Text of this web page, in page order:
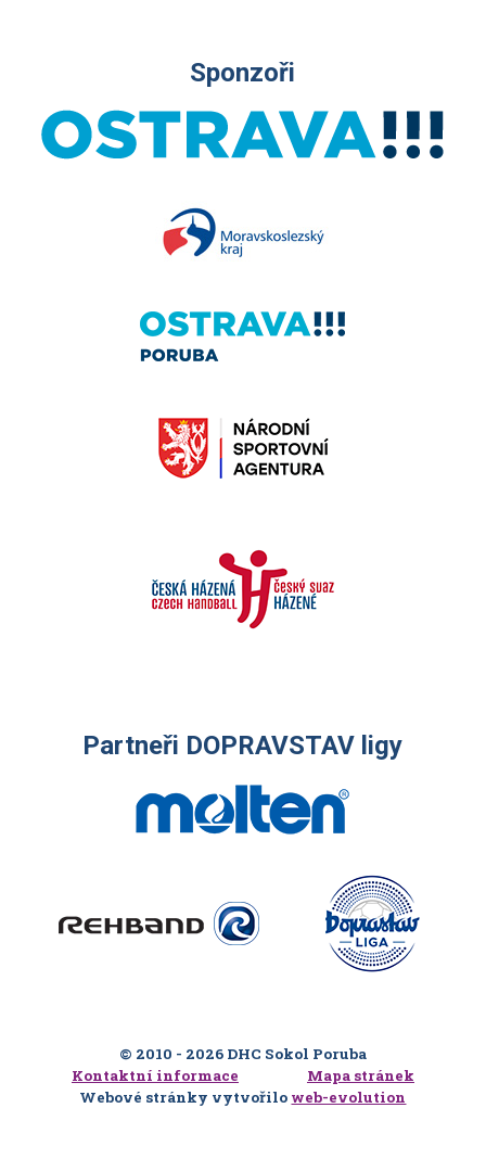
Sponzoři
Partneři DOPRAVSTAV ligy
© 2010 - 2026 DHC Sokol Poruba
Kontaktní informace
Mapa stránek
Webové stránky vytvořilo web-evolution